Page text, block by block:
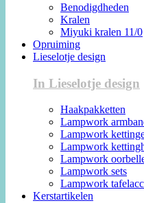
Benodigdheden
Kralen
Miyuki kralen 11/0
Opruiming
Lieselotje design
In Lieselotje design
Haakpakketten
Lampwork
Lampwork
Lampwork
Lampwork
Lampwork sets
Lampwork
Kerstartikelen